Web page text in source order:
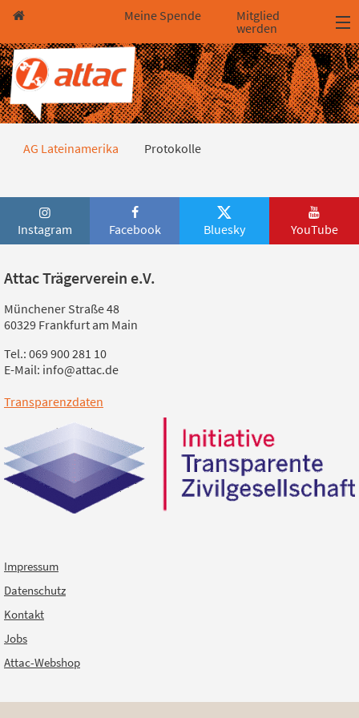
Direkt zum Hauptinhalt springen
Direkt zur Haupt-Navigation springen
Direkt zur Service-Navigation springen
Direkt zur Footer-Navigation springen
Direkt zum Footerinhalt springen
Meine Spende
Mitglied
werden
Protokolle
AG Lateinamerika Protokolle
Instagram Facebook Bluesky YouTube
Attac Trägerverein e.V.
Münchener Straße 48
60329 Frankfurt am Main
Tel.: 069 900 281 10
E-Mail: info@attac.de
Transparenzdaten
Impressum
Datenschutz
Kontakt
Jobs
Attac-Webshop